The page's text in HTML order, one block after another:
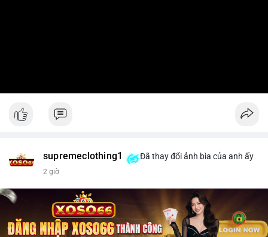
supremeclothing1 Đã thay đổi ảnh bìa của anh ấy
2 giờ